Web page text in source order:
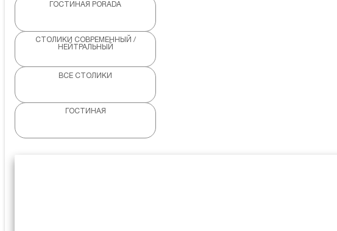
ГОСТИНАЯ PORADA
СТОЛИКИ СОВРЕМЕННЫЙ /
НЕЙТРАЛЬНЫЙ
ВСЕ СТОЛИКИ
ГОСТИНАЯ